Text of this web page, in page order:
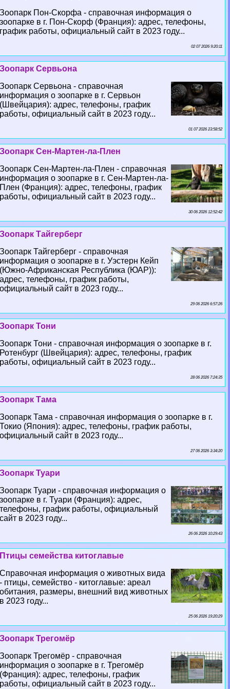
Зоопарк Пон-Скорфа - справочная информация о
зоопарке в г. Пон-Скорф (Франция): адрес, телефоны,
график работы, официальный сайт в 2023 году...
02 07 2026 9:20:11
Зоопарк Сервьона
Зоопарк Сервьона - справочная
информация о зоопарке в г. Сервьон
(Швейцария): адрес, телефоны, график
работы, официальный сайт в 2023 году...
01 07 2026 23:58:52
Зоопарк Сен-Мартен-ла-Плен
Зоопарк Сен-Мартен-ла-Плен - справочная
информация о зоопарке в г. Сен-Мартен-ла-
Плен (Франция): адрес, телефоны, график
работы, официальный сайт в 2023 году...
30 06 2026 12:52:42
Зоопарк Тайгерберг
Зоопарк Тайгерберг - справочная
информация о зоопарке в г. Уэстерн Кейп
(Южно-Африканская Республика (ЮАР)):
адрес, телефоны, график работы,
официальный сайт в 2023 году...
29 06 2026 6:57:26
Зоопарк Тони
Зоопарк Тони - справочная информация о зоопарке в г.
Ротенбург (Швейцария): адрес, телефоны, график
работы, официальный сайт в 2023 году...
28 06 2026 7:24:35
Зоопарк Тама
Зоопарк Тама - справочная информация о зоопарке в г.
Токио (Япония): адрес, телефоны, график работы,
официальный сайт в 2023 году...
27 06 2026 3:34:20
Зоопарк Туари
Зоопарк Туари - справочная информация о
зоопарке в г. Туари (Франция): адрес,
телефоны, график работы, официальный
сайт в 2023 году...
26 06 2026 10:29:43
Птицы семейства китоглавые
Справочная информация о животных вида
- птицы, семейство - китоглавые: ареал
обитания, размеры, внешний вид животных
в 2023 году...
25 06 2026 19:20:29
Зоопарк Трегомёр
Зоопарк Трегомёр - справочная
информация о зоопарке в г. Трегомёр
(Франция): адрес, телефоны, график
работы, официальный сайт в 2023 году...